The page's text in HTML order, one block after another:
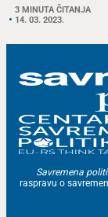
3 MINUTA ČITANJA
14. 03. 2023.
Savremena
raspravu o